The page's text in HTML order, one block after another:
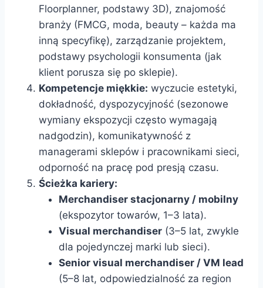
Floorplanner, podstawy 3D), znajomość
branży (FMCG, moda, beauty – każda ma
inną specyfikę), zarządzanie projektem,
podstawy psychologii konsumenta (jak
klient porusza się po sklepie).
Kompetencje miękkie: wyczucie estetyki,
dokładność, dyspozycyjność (sezonowe
wymiany ekspozycji często wymagają
nadgodzin), komunikatywność z
managerami sklepów i pracownikami sieci,
odporność na pracę pod presją czasu.
Ścieżka kariery:
Merchandiser stacjonarny / mobilny
(ekspozytor towarów, 1–3 lata).
Visual merchandiser (3–5 lat, zwykle
dla pojedynczej marki lub sieci).
Senior visual merchandiser / VM lead
(5–8 lat, odpowiedzialność za region